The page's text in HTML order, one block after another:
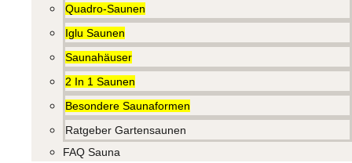
Quadro-Saunen
Iglu Saunen
Saunahäuser
2 In 1 Saunen
Besondere Saunaformen
Ratgeber Gartensaunen
FAQ Sauna